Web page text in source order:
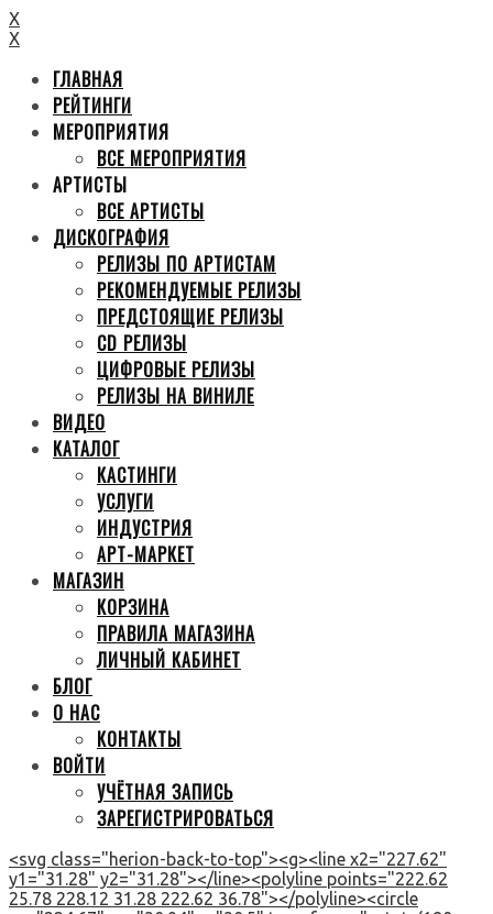
X
X
ГЛАВНАЯ
РЕЙТИНГИ
МЕРОПРИЯТИЯ
ВСЕ МЕРОПРИЯТИЯ
АРТИСТЫ
ВСЕ АРТИСТЫ
ДИСКОГРАФИЯ
РЕЛИЗЫ ПО АРТИСТАМ
РЕКОМЕНДУЕМЫЕ РЕЛИЗЫ
ПРЕДСТОЯЩИЕ РЕЛИЗЫ
CD РЕЛИЗЫ
ЦИФРОВЫЕ РЕЛИЗЫ
РЕЛИЗЫ НА ВИНИЛЕ
ВИДЕО
КАТАЛОГ
КАСТИНГИ
УСЛУГИ
ИНДУСТРИЯ
АРТ-МАРКЕТ
МАГАЗИН
КОРЗИНА
ПРАВИЛА МАГАЗИНА
ЛИЧНЫЙ КАБИНЕТ
БЛОГ
О НАС
КОНТАКТЫ
ВОЙТИ
УЧЁТНАЯ ЗАПИСЬ
ЗАРЕГИСТРИРОВАТЬСЯ
<svg class="herion-back-to-top"><g><line x2="227.62"
y1="31.28" y2="31.28"></line><polyline points="222.62
25.78 228.12 31.28 222.62 36.78"></polyline><circle